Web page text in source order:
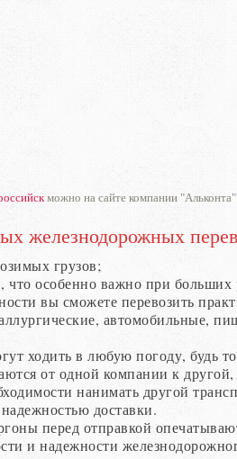
можно на сайте компании
железнодорожных
грузов;
что особенно важно при
вы сможете перевозить
автомобильные,
ходить в любую погоду, будь
от одной компании к другой,
нанимать другой
доставки.
перед отправкой
и надежности